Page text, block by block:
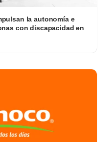
la autonomía e
con discapacidad en